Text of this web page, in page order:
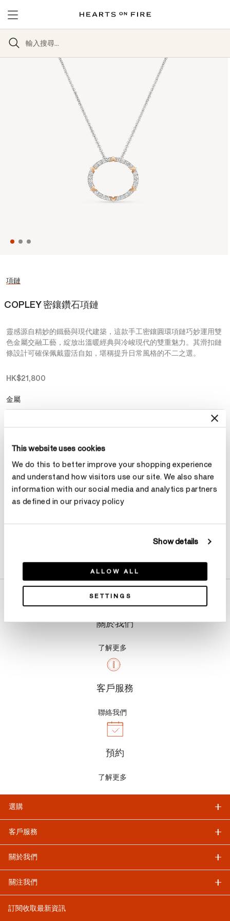
This website uses cookies
We do this to better improve your shopping experience
and understand how visitors use our site. We also share
information with our social media and analytics partners
as defined in our privacy policy
Show details
ALLOW ALL
SETTINGS
項鏈
COPLEY 密鑲鑽石項鏈
靈感源自精妙的鐵藝與現代建築，這款手工密鑲圓環項鏈巧妙運用雙
色金屬交融工藝，綻放出溫暖經典與冷峻現代的雙重魅力。其滑扣鏈
條設計可確保佩戴靈活自如，堪稱提升日常風格的不二之選。
HK$21,800
金屬
關於我們
了解更多
客戶服務
聯絡我們
預約
了解更多
選購
客戶服務
關於我們
關注我們
訂閱收取最新資訊